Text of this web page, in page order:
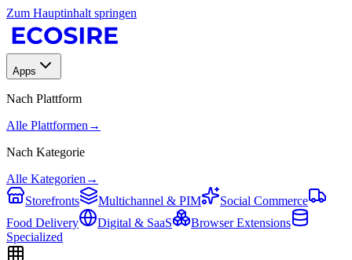
Zum Hauptinhalt springen
Apps
Nach Plattform
Alle Plattformen →
Nach Kategorie
Alle Kategorien →
Storefronts
Multichannel & PIM
Social Commerce
Food Delivery
Digital & SaaS
Browser Extensions
Specialized